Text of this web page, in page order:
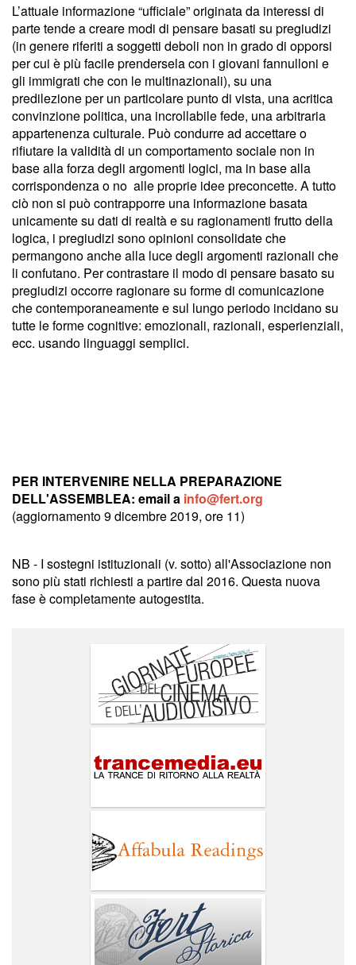
L’attuale informazione “ufficiale” originata da interessi di
parte tende a creare modi di pensare basati su pregiudizi
(in genere riferiti a soggetti deboli non in grado di opporsi
per cui è più facile prendersela con i giovani fannulloni e
gli immigrati che con le multinazionali), su una
predilezione per un particolare punto di vista, una acritica
convinzione politica, una incrollabile fede, una arbitraria
appartenenza culturale. Può condurre ad accettare o
rifiutare la validità di un comportamento sociale non in
base alla forza degli argomenti logici, ma in base alla
corrispondenza o no alle proprie idee preconcette. A tutto
ciò non si può contrapporre una informazione basata
unicamente su dati di realtà e su ragionamenti frutto della
logica, i pregiudizi sono opinioni consolidate che
permangono anche alla luce degli argomenti razionali che
li confutano. Per contrastare il modo di pensare basato su
pregiudizi occorre ragionare su forme di comunicazione
che contemporaneamente e sul lungo periodo incidano su
tutte le forme cognitive: emozionali, razionali, esperienziali,
ecc. usando linguaggi semplici.
PER INTERVENIRE NELLA PREPARAZIONE
DELL'ASSEMBLEA: email a info@fert.org
(aggiornamento 9 dicembre 2019, ore 11)
NB - I sostegni istituzionali (v. sotto) all'Associazione non
sono più stati richiesti a partire dal 2016. Questa nuova
fase è completamente autogestita.